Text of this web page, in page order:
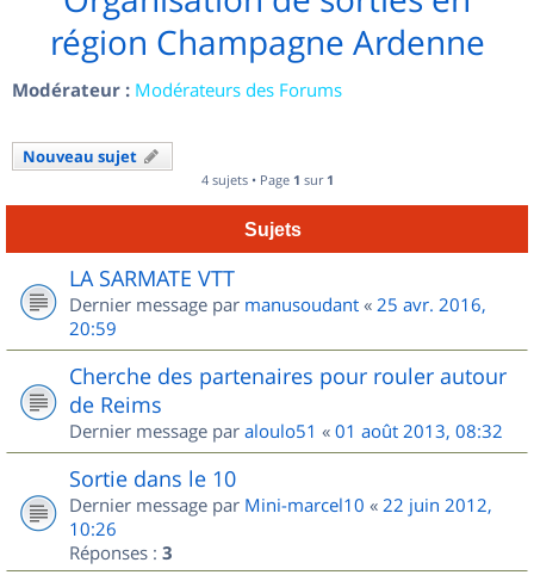
région Champagne Ardenne
Modérateur : Modérateurs des Forums
Nouveau sujet
4 sujets • Page 1 sur 1
Sujets
LA SARMATE VTT
Dernier message par manusoudant « 25 avr. 2016,
20:59
Cherche des partenaires pour rouler autour
de Reims
Dernier message par aloulo51 « 01 août 2013, 08:32
Sortie dans le 10
Dernier message par Mini-marcel10 « 22 juin 2012,
10:26
Réponses : 3